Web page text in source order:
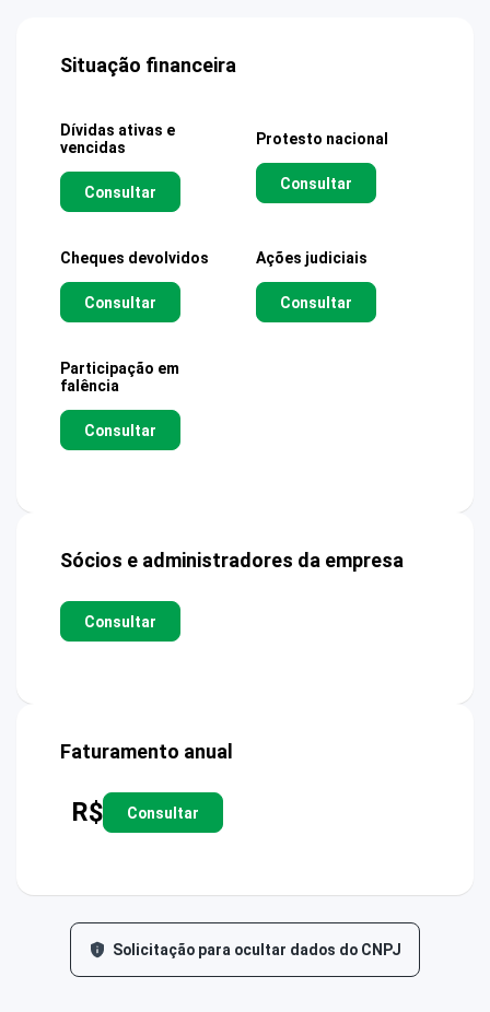
Situação financeira
Dívidas ativas e
vencidas
Consultar
Protesto nacional
Consultar
Cheques devolvidos
Consultar
Ações judiciais
Consultar
Participação em
falência
Consultar
Sócios e administradores da empresa
Consultar
Faturamento anual
R$ Consultar
Solicitação para ocultar dados do CNPJ